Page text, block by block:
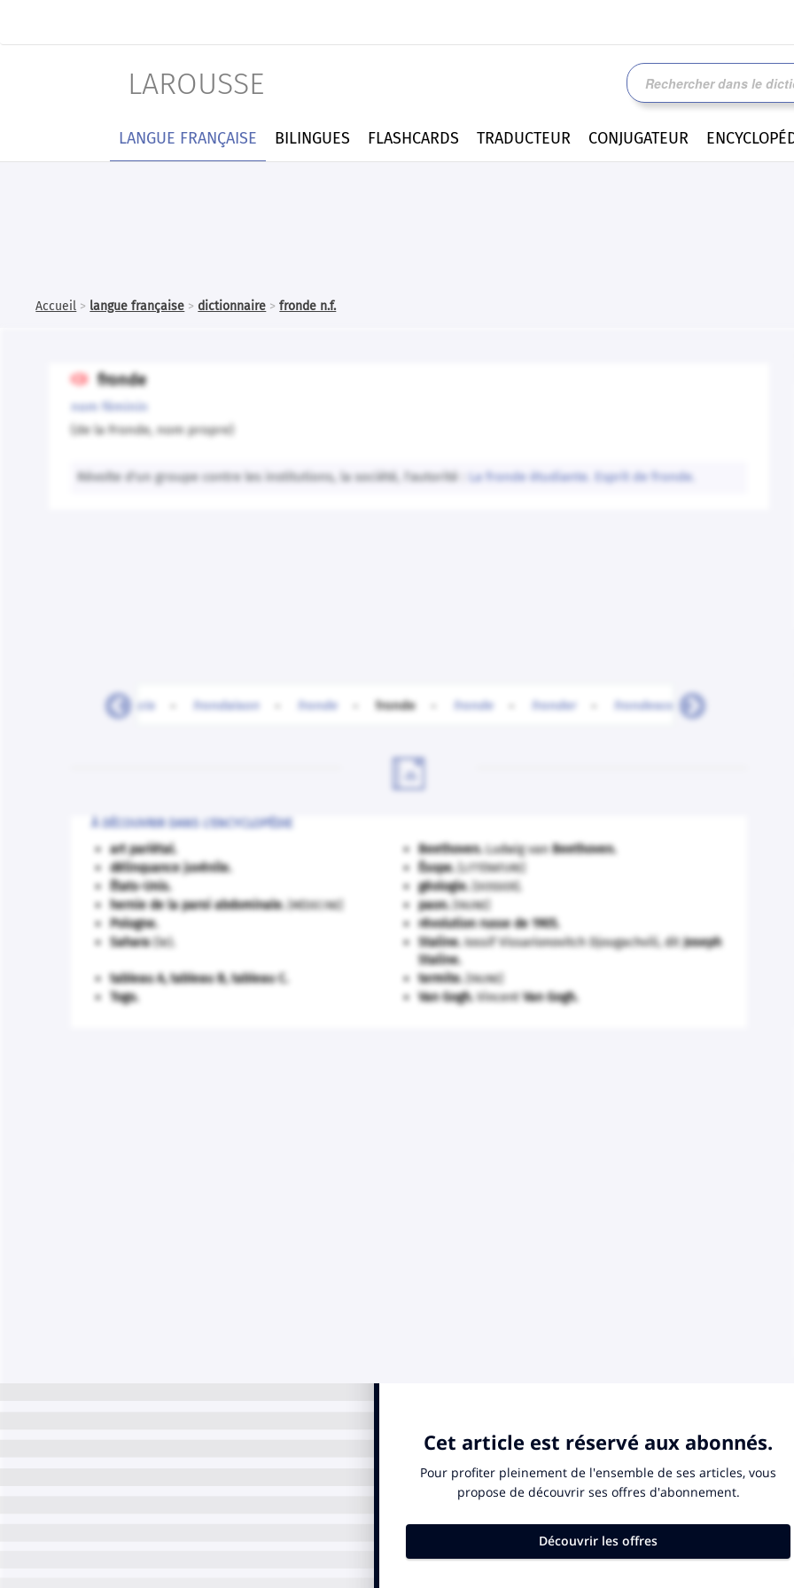
LAROUSSE
LANGUE FRANÇAISE BILINGUES FLASHCARDS TRADUCTEUR CONJUGATEUR
Accueil > langue française > dictionnaire >fronde n.f.
 fronde
nom féminin
(de la Fronde, nom propre)
Révolte d'un groupe contre les institutions, la société, l'autorité : La fronde étudiante. Esprit de fronde.
froncis frondaison fronde fronde fronde fronder frondescent

À DÉCOUVRIR DANS L'ENCYCLOPÉDIE
art pariétal.
Beethoven.Ludwig vanBeethoven.
délinquance juvénile.
Ésope. [LITTÉRATURE]
États-Unis. géologie. [DOSSIER]
hernie de la paroi abdominale. [MÉDECINE] paon. [FAUNE]
Pologne. révolution russe de 1905.
Sahara(le). Staline.Iossif Vissarionovitch Djougachvili, ditJoseph
Staline.
tableau A, tableau B, tableau C.
termite. [FAUNE]
Togo. Van Gogh.VincentVan Gogh.